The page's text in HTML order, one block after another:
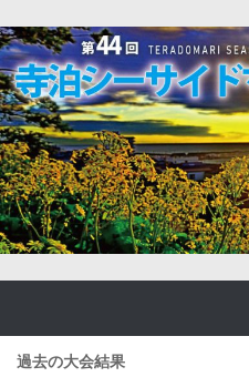
コンテンツへスキップ
過去の大会結果